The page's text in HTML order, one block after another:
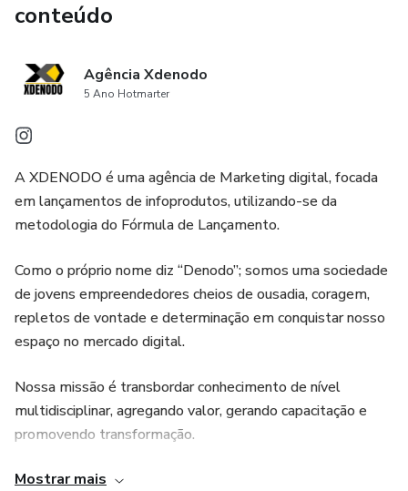
conteúdo
Agência Xdenodo
5 Ano Hotmarter
A XDENODO é uma agência de Marketing digital, focada
em lançamentos de infoprodutos, utilizando-se da
metodologia do Fórmula de Lançamento.
Como o próprio nome diz “Denodo”; somos uma sociedade
de jovens empreendedores cheios de ousadia, coragem,
repletos de vontade e determinação em conquistar nosso
espaço no mercado digital.
Nossa missão é transbordar conhecimento de nível
multidisciplinar, agregando valor, gerando capacitação e
promovendo transformação.
Nosso objetivo é construir parcerias com
Mostrar mais